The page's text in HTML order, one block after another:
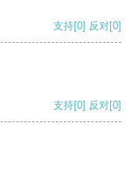
支持[0] 反对[0]
支持[0] 反对[0]